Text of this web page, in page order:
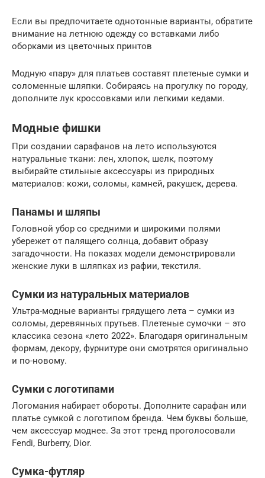
Если вы предпочитаете однотонные варианты, обратите
внимание на летнюю одежду со вставками либо
оборками из цветочных принтов
Модную «пару» для платьев составят плетеные сумки и
соломенные шляпки. Собираясь на прогулку по городу,
дополните лук кроссовками или легкими кедами.
Модные фишки
При создании сарафанов на лето используются
натуральные ткани: лен, хлопок, шелк, поэтому
выбирайте стильные аксессуары из природных
материалов: кожи, соломы, камней, ракушек, дерева.
Панамы и шляпы
Головной убор со средними и широкими полями
убережет от палящего солнца, добавит образу
загадочности. На показах модели демонстрировали
женские луки в шляпках из рафии, текстиля.
Сумки из натуральных материалов
Ультра-модные варианты грядущего лета – сумки из
соломы, деревянных прутьев. Плетеные сумочки – это
классика сезона «лето 2022». Благодаря оригинальным
формам, декору, фурнитуре они смотрятся оригинально
и по-новому.
Сумки с логотипами
Логомания набирает обороты. Дополните сарафан или
платье сумкой с логотипом бренда. Чем буквы больше,
чем аксессуар моднее. За этот тренд проголосовали
Fendi, Burberry, Dior.
Сумка-футляр